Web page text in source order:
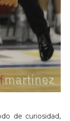
de curiosidad,